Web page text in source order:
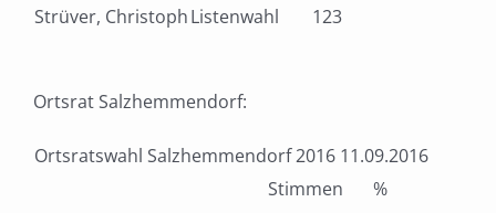
Strüver, ChristophListenwahl 123
Ortsrat Salzhemmendorf:
Ortsratswahl Salzhemmendorf 2016 11.09.2016
Stimmen
%